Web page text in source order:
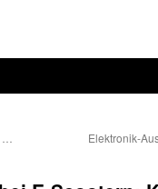
Elektronik-